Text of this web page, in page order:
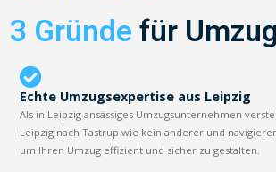
3 Gründe für
Echte Umzugsexpertise aus Leipzig
Als in Leipzig ansässiges Umzugsunternehmen
Leipzig nach Tastrup wie kein anderer und
um Ihren Umzug effizient und sicher zu gestalten.